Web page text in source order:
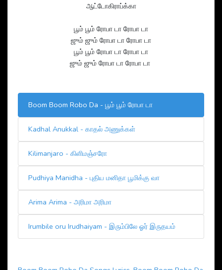
ஆட்டோகிராப்க்கா
பூம் பூம் ரோபா டா ரோபா டா
ஜும் ஜும் ரோபா டா ரோபா டா
பூம் பூம் ரோபா டா ரோபா டா
ஜும் ஜும் ரோபா டா ரோபா டா
Boom Boom Robo Da - பூம் பூம் ரோபா டா
Kadhal Anukkal - காதல் அணுக்கள்
Kilimanjaro - கிளிமஞ்சரோ
Pudhiya Manidha - புதிய மனிதா பூமிக்கு வா
Arima Arima - அரிமா அரிமா
Irumbile oru Irudhaiyam - இரும்பிலே ஓர் இருதயம்